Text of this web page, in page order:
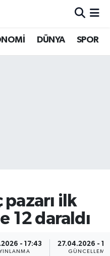
DÜNYA SPOR
pazarı ilk
12 daraldı
- 17:43 27.04.2026 -
GÜNCELLEME
ve Fikstür